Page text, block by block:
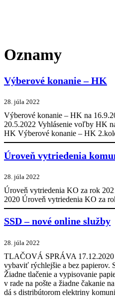
Oznamy
Výberové konanie – HK
28. júla 2022
Výberové konanie – HK na
20.5.2022 Vyhlásenie voľby HK
HK Výberové konanie – HK
Úroveň vytriedenia
28. júla 2022
Úroveň vytriedenia KO za rok
2020 Úroveň vytriedenia KO za
SSD – nové online služby
28. júla 2022
TLAČOVÁ SPRÁVA 17.12.2020
vybaviť rýchlejšie a bez papierov.
Žiadne tlačenie a vypisovanie
v rade na pošte a žiadne čakanie
dá s distribútorom elektriny